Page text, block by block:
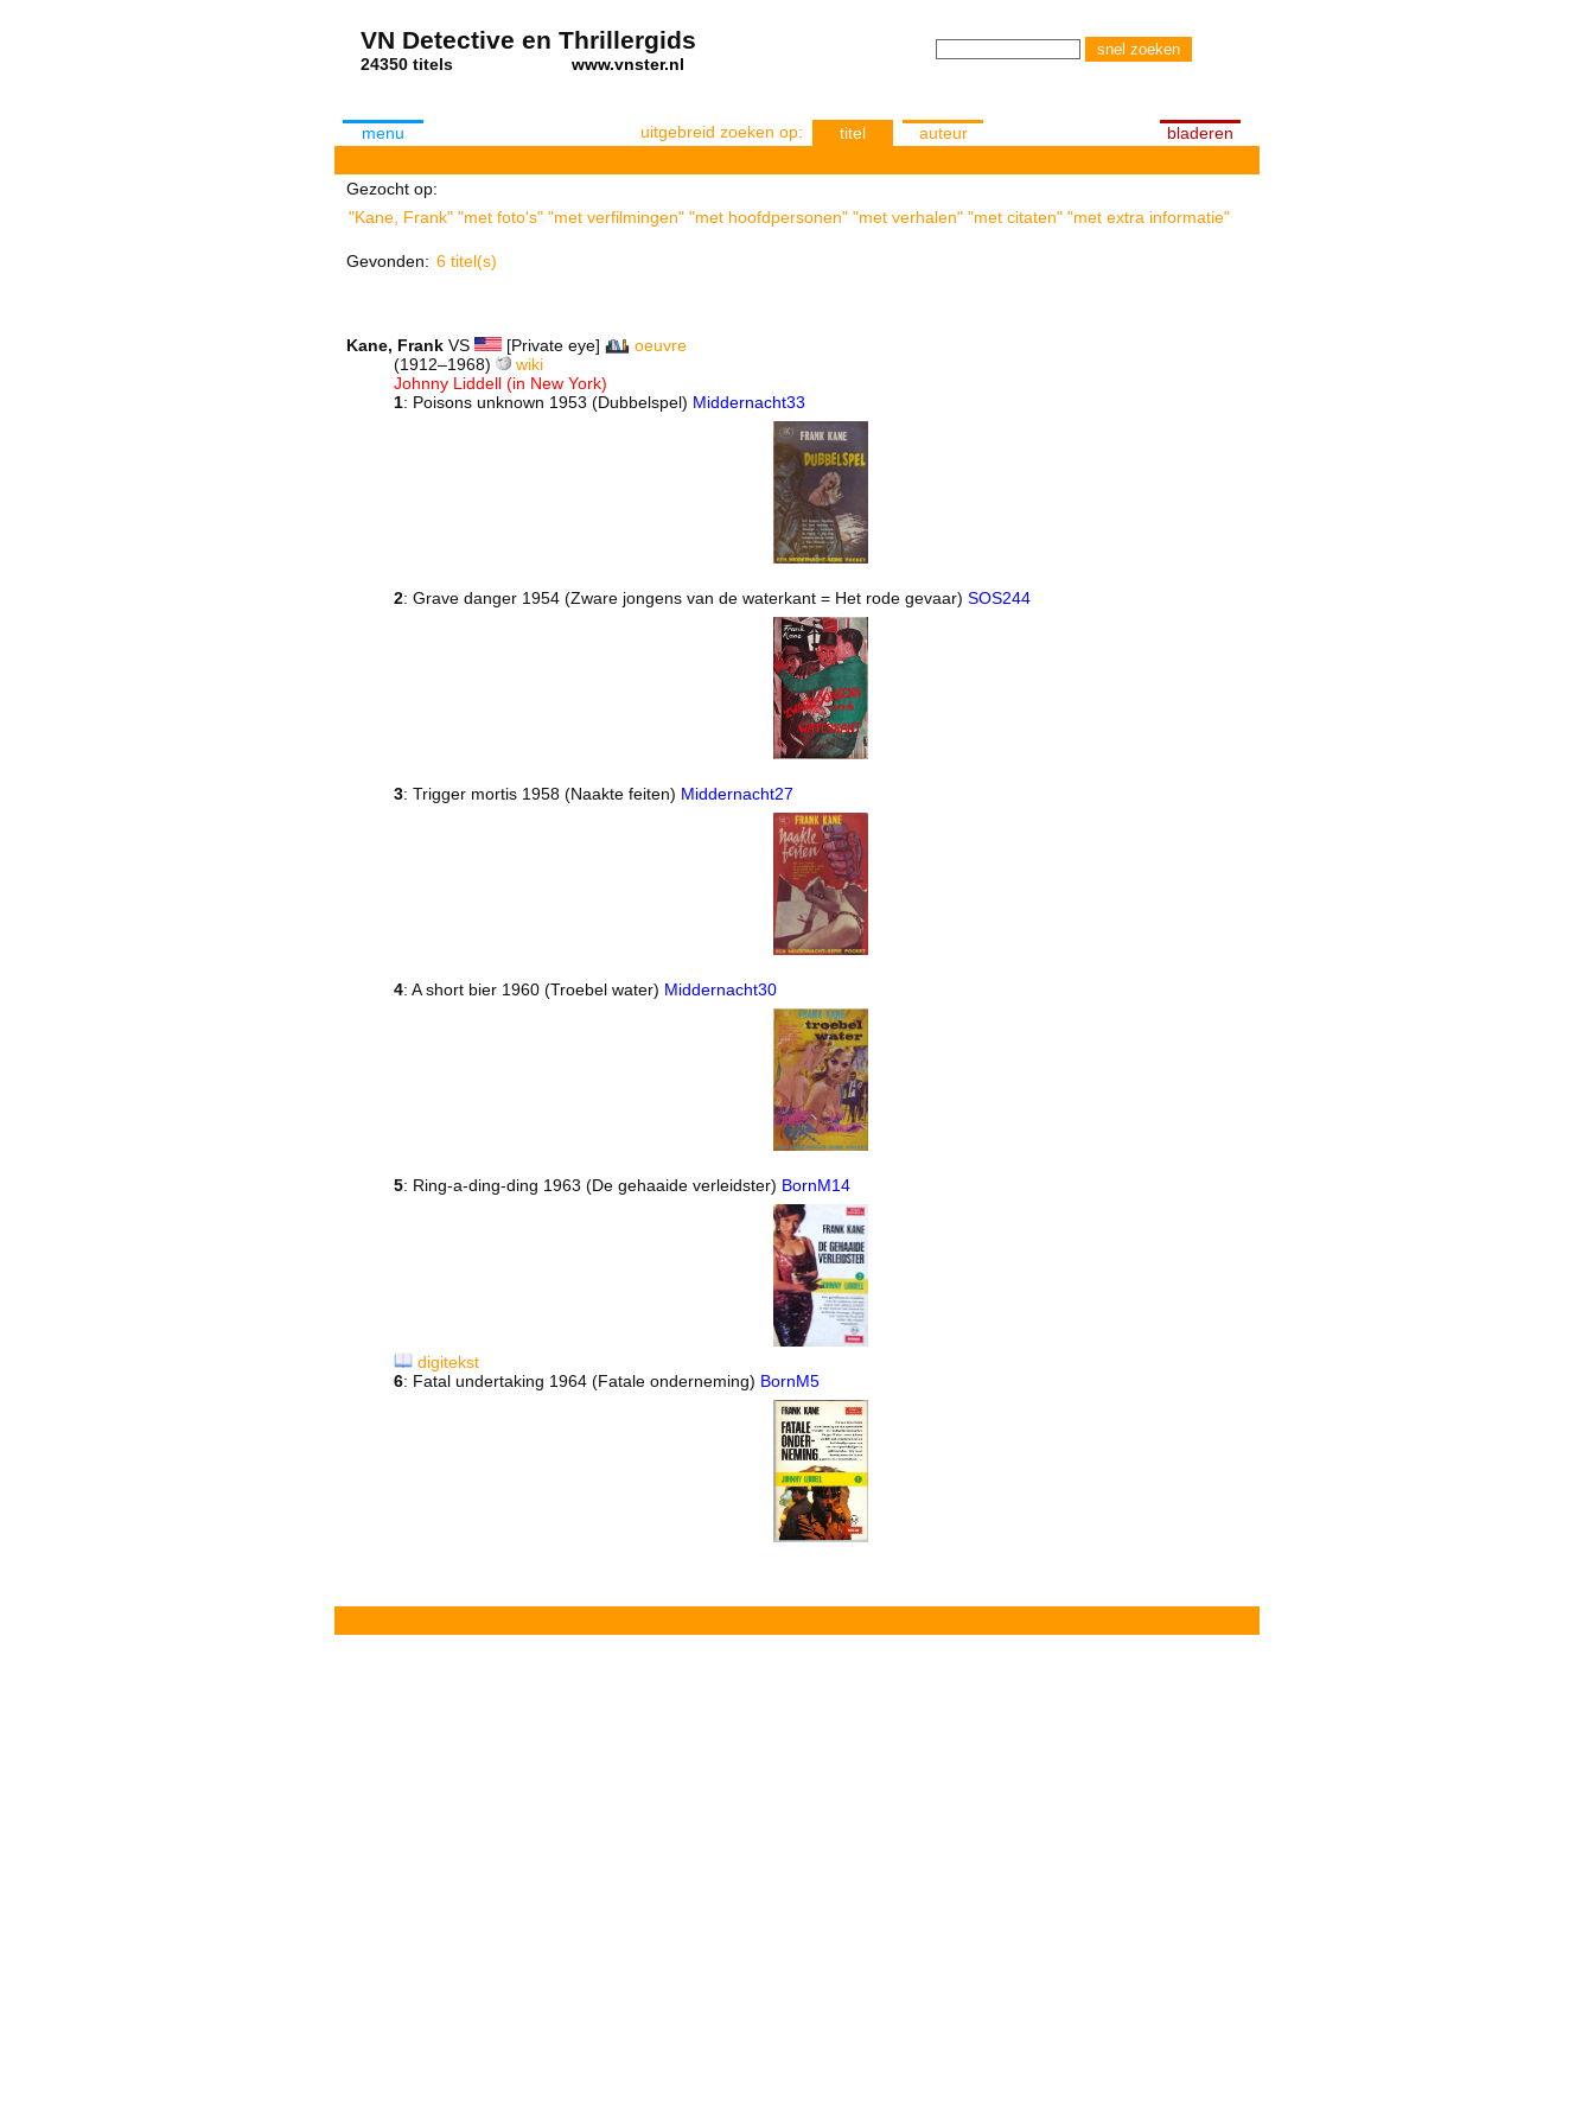
VN Detective en Thrillergids
24350 titels www.vnster.nl
menu uitgebreid zoeken op: titel auteur bladeren
Gezocht op:
"Kane, Frank" "met foto's" "met verfilmingen" "met hoofdpersonen" "met verhalen" "met citaten" "met extra informatie"
Gevonden: 6 titel(s)
Kane, Frank VS [Private eye]
oeuvre
(1912–1968)
wiki
Johnny Liddell (in New York)
1: Poisons unknown 1953 (Dubbelspel) Middernacht33
2: Grave danger 1954 (Zware jongens van de waterkant = Het rode gevaar) SOS244
3: Trigger mortis 1958 (Naakte feiten) Middernacht27
4: A short bier 1960 (Troebel water) Middernacht30
5: Ring-a-ding-ding 1963 (De gehaaide verleidster) BornM14
digitekst
6: Fatal undertaking 1964 (Fatale onderneming) BornM5